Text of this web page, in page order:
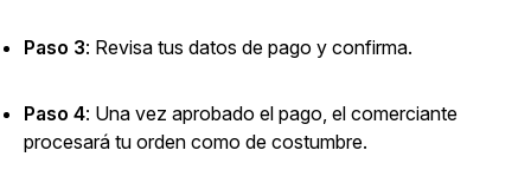
Paso 3: Revisa tus datos de pago y confirma.
Paso 4: Una vez aprobado el pago, el comerciante
procesará tu orden como de costumbre.